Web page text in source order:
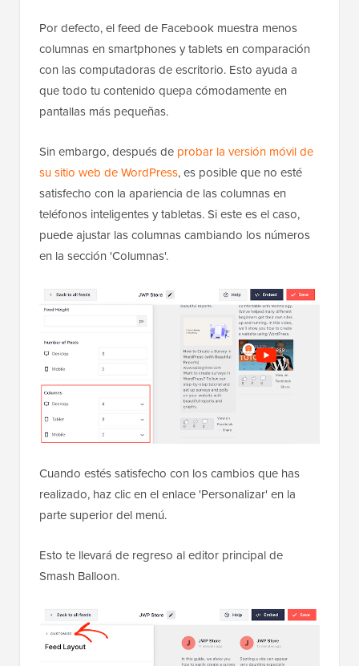
Por defecto, el feed de Facebook muestra menos
columnas en smartphones y tablets en comparación
con las computadoras de escritorio. Esto ayuda a
que todo tu contenido quepa cómodamente en
pantallas más pequeñas.
Sin embargo, después de probar la versión móvil de
su sitio web de WordPress, es posible que no esté
satisfecho con la apariencia de las columnas en
teléfonos inteligentes y tabletas. Si este es el caso,
puede ajustar las columnas cambiando los números
en la sección 'Columnas'.
Cuando estés satisfecho con los cambios que has
realizado, haz clic en el enlace 'Personalizar' en la
parte superior del menú.
Esto te llevará de regreso al editor principal de
Smash Balloon.